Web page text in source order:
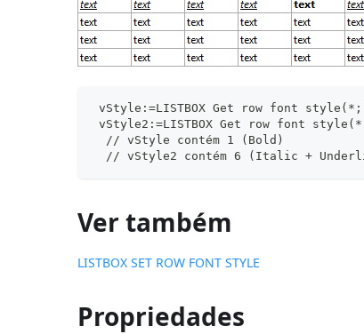
vStyle:=LISTBOX Get row font
vStyle2:=LISTBOX Get row font
// vStyle contém 1 (Bold)
// vStyle2 contém 6 (Italic +
Ver também
LISTBOX SET ROW FONT STYLE
Propriedades